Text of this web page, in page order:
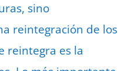
sino
reintegración de los
reintegra es la